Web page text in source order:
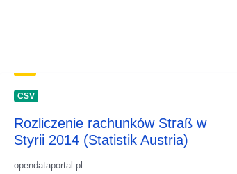
CSV
Rozliczenie rachunków Straß w
Styrii 2014 (Statistik Austria)
opendataportal.pl